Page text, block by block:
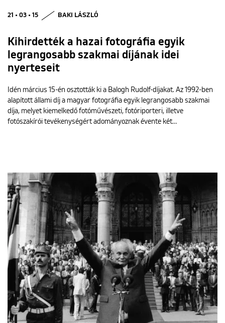
21 • 03 • 15 BAKI LÁSZLÓ
Kihirdették a hazai fotográfia egyik
legrangosabb szakmai díjának idei
nyerteseit
Idén március 15-én osztották ki a Balogh Rudolf-díjakat. Az 1992-ben
alapított állami díj a magyar fotográfia egyik legrangosabb szakmai
díja, melyet kiemelkedő fotóművészeti, fotóriporteri, illetve
fotószakírói tevékenységért adományoznak évente két…